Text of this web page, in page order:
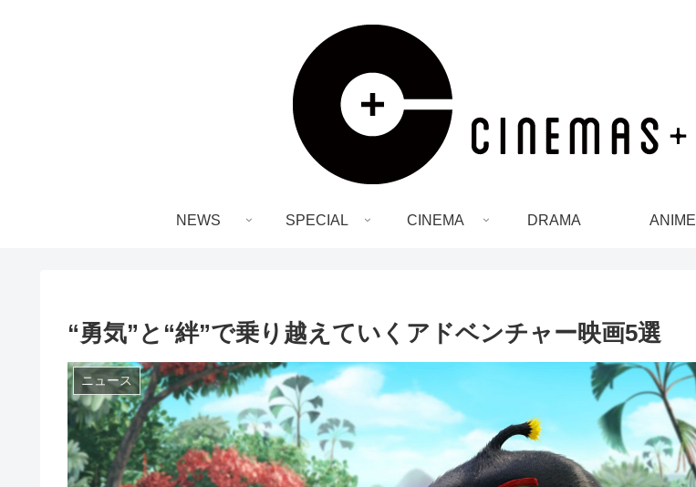
NEWS SPECIAL CINEMA DRAMA ANIME
“勇気”と“絆”で乗り越えていくアドベンチャー映画5選
ニュース